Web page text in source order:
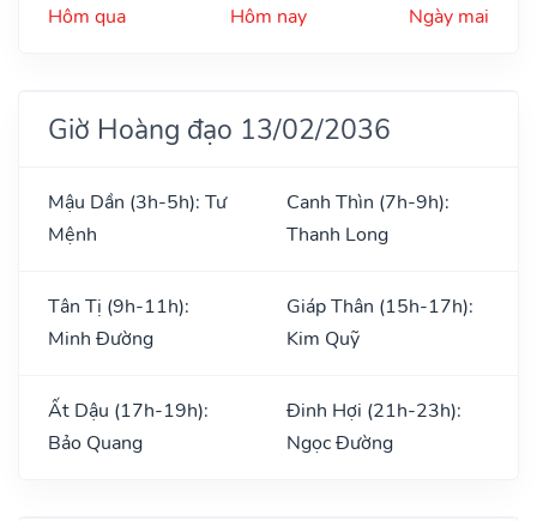
Hôm qua Hôm nay Ngày mai
Giờ Hoàng đạo 13/02/2036
Mậu Dần (3h-5h): Tư
Mệnh
Canh Thìn (7h-9h):
Thanh Long
Tân Tị (9h-11h):
Minh Đường
Giáp Thân (15h-17h):
Kim Quỹ
Ất Dậu (17h-19h):
Bảo Quang
Đinh Hợi (21h-23h):
Ngọc Đường